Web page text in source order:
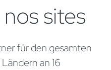
sites
für den gesamten
an 16